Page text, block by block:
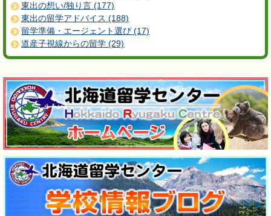
東出の想い/独り言 (177)
東出の留学アドバイス (188)
留学準備・エージェント選び (17)
道産子視線からの留学 (29)